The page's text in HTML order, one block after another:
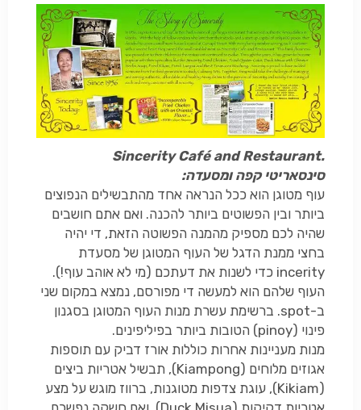
Sincerity Café and Restaurant.
סינסאריטי קפה ומסעדה:
עוף מטוגן הוא ככל הנראה אחד מהתבשילים הנפוצים
ביותר ובין הפשוטים ביותר להכנה. ואם אתם חושבים
שהיה לכם מספיק מהמנה הפשוטה הזאת, די יהיה
בחצי ממנת הדגל של העוף המטוגן של מסעדת
incerity כדי לשנות את דעתכם (מי לא אוהב עוף!).
העוף שלהם הוא למעשה די מפורסם, נמצא במקום שני
ב-spot. ברשימת עשרת מנות העוף המטוגן בסגנון
פינוי (pinoy) הטובות ביותר בפיליפינים.
מנות מעניינות אחרות כוללות אורז דביק עם תוספות
אגוזים מלוחים (Kiampong), תבשיל אטריות ביצים
(
Kikiam), עוגת צדפות מטוגנות, ברווז מוגש על מצע